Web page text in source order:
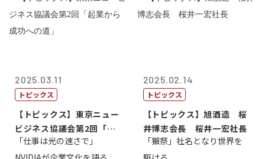
2025.03.11
トピックス
【トピックス】東京ニュー
ビジネス協議会第2回「起
業から成功へ...
「仕事は光の速さで」
2025.02.14
トピックス
【トピックス】旭酒造 桜
井博志会長 桜井一宏社長
「獺祭」社名となり世界を